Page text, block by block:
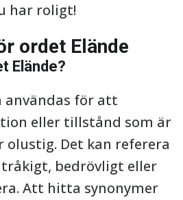
har roligt!
ordet Elände
Elände?
användas för att
eller tillstånd som är
olustig. Det kan referera
bedrövligt eller
Att hitta synonymer